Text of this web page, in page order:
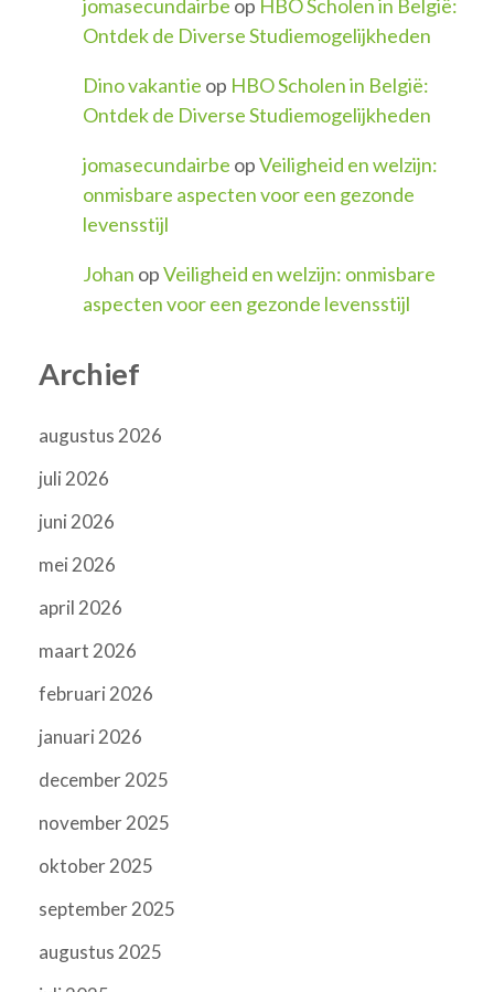
jomasecundairbe op HBO Scholen in België:
Ontdek de Diverse Studiemogelijkheden
Dino vakantie op HBO Scholen in België:
Ontdek de Diverse Studiemogelijkheden
jomasecundairbe opVeiligheid en welzijn:
onmisbare aspecten voor een gezonde
levensstijl
Johan opVeiligheid en welzijn: onmisbare
aspecten voor een gezonde levensstijl
Archief
augustus 2026
juli 2026
juni 2026
mei 2026
april 2026
maart 2026
februari 2026
januari 2026
december 2025
november 2025
oktober 2025
september 2025
augustus 2025